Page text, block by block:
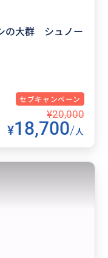
の大群 シュノー
セブキャンペーン
¥20,000
¥18,700/人